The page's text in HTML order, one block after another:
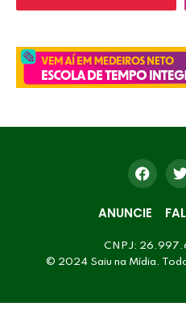
ANUNCIE
CNPJ:
© 2024 Saiu na Mídia.